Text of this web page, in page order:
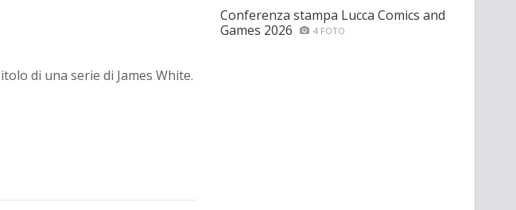
di una serie di James White.
Conferenza stampa Lucca Comics and
Games 2026
4 FOTO